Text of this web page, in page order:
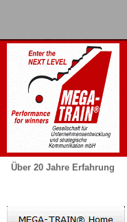
Über 20 Jahre Erfahrung